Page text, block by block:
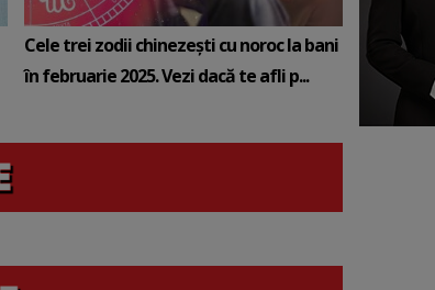
Cele trei zodii chinezești cu noroc la bani
în februarie 2025. Vezi dacă te afli p...